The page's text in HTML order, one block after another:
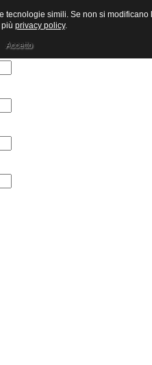
tecnologie simili. Se non si
privacy policy.
Accetto